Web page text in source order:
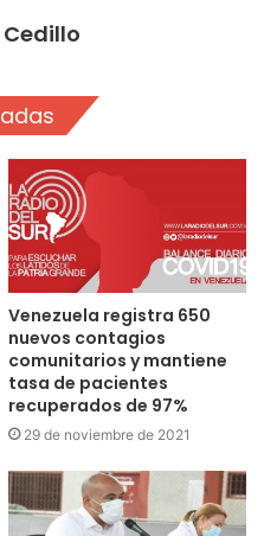
Venezuela registra 650
nuevos contagios
comunitarios y mantiene
tasa de pacientes
recuperados de 97%
29 de noviembre de 2021